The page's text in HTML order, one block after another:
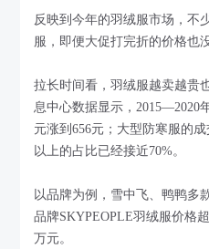
反映到今年的羽绒服市场，不
服，即便大促打完折的价格也
拉长时间看，羽绒服越卖越贵
息中心数据显示，2015—2020
元涨到656元；大型防寒服的
以上的占比已经接近70%。
以品牌为例，雪中飞、鸭鸭多
品牌SKYPEOPLE羽绒服价格
万元。